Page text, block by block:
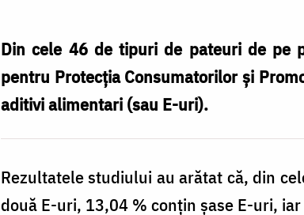
Din cele 46 de tipuri de pateuri de pe
pentru Protecția Consumatorilor și
aditivi alimentari (sau E-uri).
Rezultatele studiului au arătat că, din
două E-uri, 13,04 % conţin şase E-uri,